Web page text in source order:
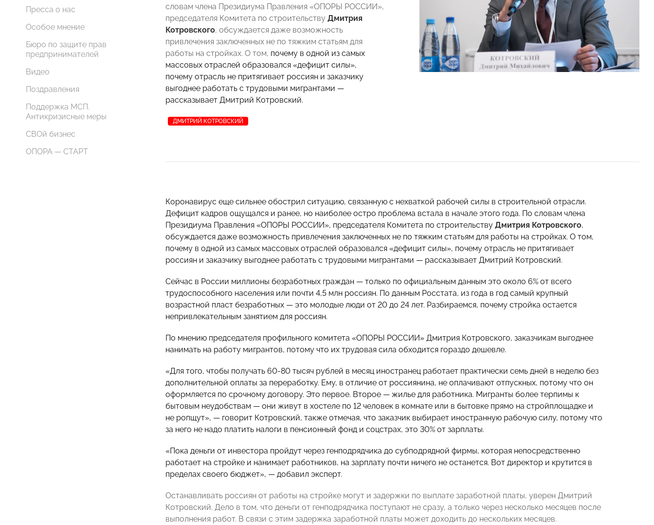
Пресса о нас
Особое мнение
Бюро по защите прав
предпринимателей
Видео
Поздравления
Поддержка МСП.
Антикризисные меры
СВОй бизнес
ОПОРА — СТАРТ
словам члена Президиума Правления «ОПОРЫ РОССИИ»,
председателя Комитета по строительству Дмитрия
Котровского, обсуждается даже возможность
привлечения заключенных не по тяжким статьям для
работы на стройках. О том, почему в одной из самых
массовых отраслей образовался «дефицит силы»,
почему отрасль не притягивает россиян и заказчику
выгоднее работать с трудовыми мигрантами —
рассказывает Дмитрий Котровский.
ДМИТРИЙ КОТРОВСКИЙ
Коронавирус еще сильнее обострил ситуацию, связанную с нехваткой рабочей силы в строительной отрасли.
Дефицит кадров ощущался и ранее, но наиболее остро проблема встала в начале этого года. По словам члена
Президиума Правления «ОПОРЫ РОССИИ», председателя Комитета по строительству Дмитрия Котровского,
обсуждается даже возможность привлечения заключенных не по тяжким статьям для работы на стройках. О том,
почему в одной из самых массовых отраслей образовался «дефицит силы», почему отрасль не притягивает
россиян и заказчику выгоднее работать с трудовыми мигрантами — рассказывает Дмитрий Котровский.
Сейчас в России миллионы безработных граждан — только по официальным данным это около 6% от всего
трудоспособного населения или почти 4,5 млн россиян. По данным Росстата, из года в год самый крупный
возрастной пласт безработных — это молодые люди от 20 до 24 лет. Разбираемся, почему стройка остается
непривлекательным занятием для россиян.
По мнению председателя профильного комитета «ОПОРЫ РОССИИ» Дмитрия Котровского, заказчикам выгоднее
нанимать на работу мигрантов, потому что их трудовая сила обходится гораздо дешевле.
«Для того, чтобы получать 60-80 тысяч рублей в месяц иностранец работает практически семь дней в неделю без
дополнительной оплаты за переработку. Ему, в отличие от россиянина, не оплачивают отпускных, потому что он
оформляется по срочному договору. Это первое. Второе — жилье для работника. Мигранты более терпимы к
бытовым неудобствам — они живут в хостеле по 12 человек в комнате или в бытовке прямо на стройплощадке и
не ропщут», — говорит Котровский, также отмечая, что заказчик выбирает иностранную рабочую силу, потому что
за него не надо платить налоги в пенсионный фонд и соцстрах, это 30% от зарплаты.
«Пока деньги от инвестора пройдут через генподрядчика до субподрядной фирмы, которая непосредственно
работает на стройке и нанимает работников, на зарплату почти ничего не останется. Вот директор и крутится в
пределах своего бюджет», — добавил эксперт.
Останавливать россиян от работы на стройке могут и задержки по выплате заработной платы, уверен Дмитрий
Котровский. Дело в том, что деньги от генподрядчика поступают не сразу, а только через несколько месяцев после
выполнения работ. В связи с этим задержка заработной платы может доходить до нескольких месяцев.